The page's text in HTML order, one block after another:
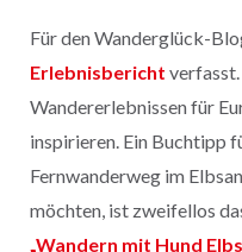
Für den Wanderglück-
Erlebnisbericht verfasst.
Wandererlebnissen für
inspirieren. Ein Buchtipp
Fernwanderweg im
möchten, ist zweifellos
„Wandern mit Hund